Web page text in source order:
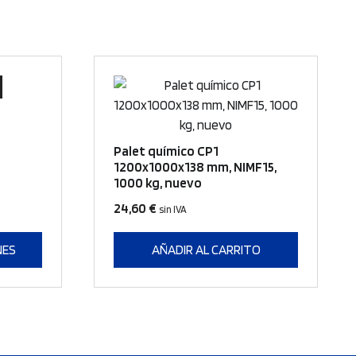
Palet químico CP1
1200x1000x138 mm, NIMF15,
1000 kg, nuevo
24,60 € sin IVA
AÑADIR AL CARRITO